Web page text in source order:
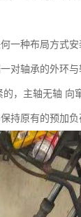
一种布局方式安
对轴承的外环与
，主轴无轴 向
持原有的预加负